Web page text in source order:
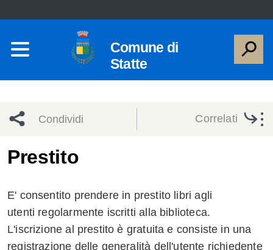
Comune di
Statte
Condividi
network
Condividi
Facebook
su
Twitter
Condividi
su
Condividi
Correlati
Prestito
E' consentito prendere in prestito libri agli
utenti regolarmente iscritti alla biblioteca.
L'iscrizione al prestito è gratuita e consiste in una
registrazione delle generalità dell'utente richiedente